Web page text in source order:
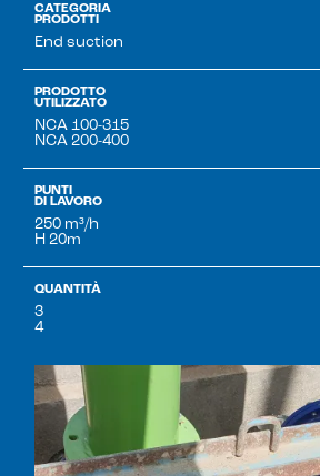
CATEGORIA
PRODOTTI
End suction
PRODOTTO
UTILIZZATO
NCA 100-315
NCA 200-400
PUNTI
DI LAVORO
250 m³/h
H 20m
QUANTITÀ
3
4